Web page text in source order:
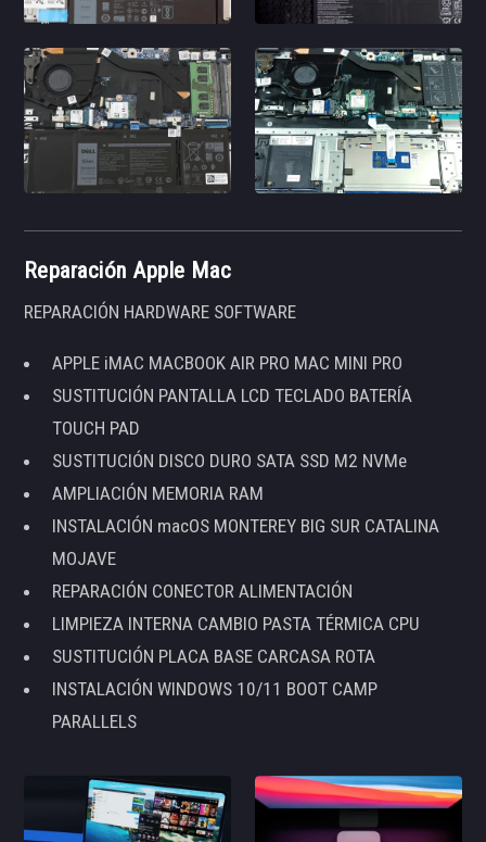
Reparación Apple Mac
REPARACIÓN HARDWARE SOFTWARE
APPLE iMAC MACBOOK AIR PRO MAC MINI PRO
SUSTITUCIÓN PANTALLA LCD TECLADO BATERÍA
TOUCH PAD
SUSTITUCIÓN DISCO DURO SATA SSD M2 NVMe
AMPLIACIÓN MEMORIA RAM
INSTALACIÓN macOS MONTEREY BIG SUR CATALINA
MOJAVE
REPARACIÓN CONECTOR ALIMENTACIÓN
LIMPIEZA INTERNA CAMBIO PASTA TÉRMICA CPU
SUSTITUCIÓN PLACA BASE CARCASA ROTA
INSTALACIÓN WINDOWS 10/11 BOOT CAMP
PARALLELS